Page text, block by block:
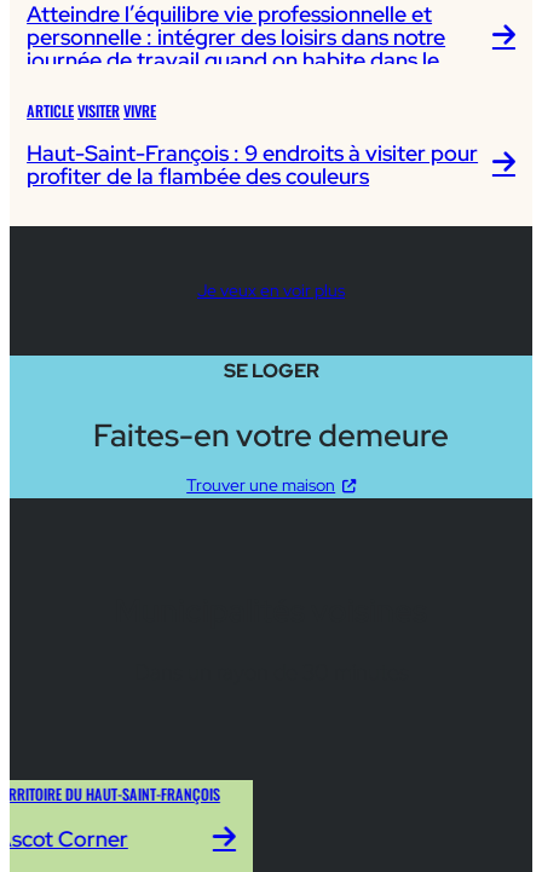
Atteindre l’équilibre vie professionnelle et
personnelle : intégrer des loisirs dans notre
journée de travail quand on habite dans le
ARTICLEVISITERVIVRE
Haut-Saint-François : 9 endroits à visiter pour
profiter de la flambée des couleurs
Je veux en voir plus
SE LOGER
Faites-en votre demeure
Trouver une maison
DU HAUT-SAINT-FRANÇOIS
Corner